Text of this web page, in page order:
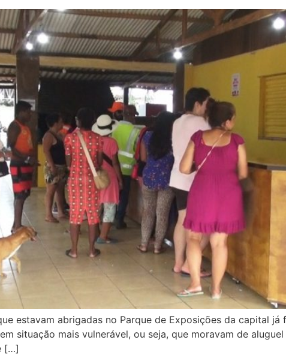
estavam abrigadas no Parque de Exposições da capital já
situação mais vulnerável, ou seja, que moravam de
[…]